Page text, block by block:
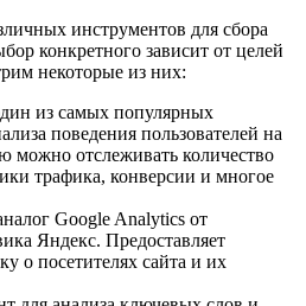
инструментов для сбора
конкретного зависит от целей
некоторые из них:
из самых популярных
поведения пользователей на
можно отслеживать количество
трафика, конверсии и многое
Google Analytics от
Яндекс. Предоставляет
о посетителях сайта и их